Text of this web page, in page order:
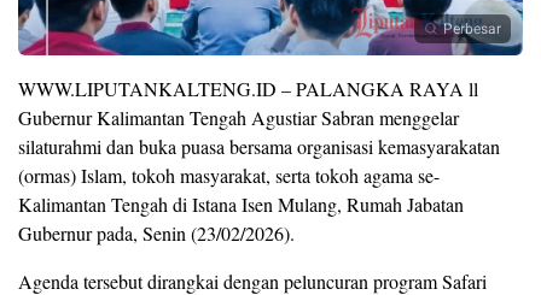
Perbesar
WWW.LIPUTANKALTENG.ID – PALANGKA RAYA ll
Gubernur Kalimantan Tengah Agustiar Sabran menggelar
silaturahmi dan buka puasa bersama organisasi kemasyarakatan
(ormas) Islam, tokoh masyarakat, serta tokoh agama se-
Kalimantan Tengah di Istana Isen Mulang, Rumah Jabatan
Gubernur pada, Senin (23/02/2026).
Agenda tersebut dirangkai dengan peluncuran program Safari